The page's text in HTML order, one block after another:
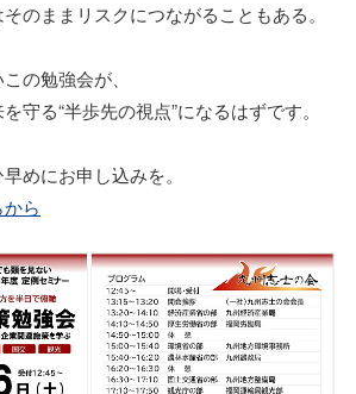
そのままリスクにつながることもある。
の勉強会が、
守る“半歩先の視点”になるはずです。
めにお申し込みを。
ら